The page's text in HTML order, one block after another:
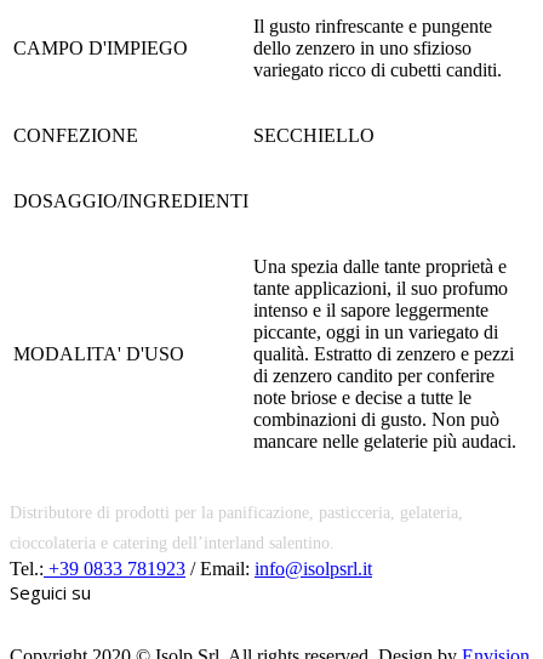
CAMPO D'IMPIEGO
Il gusto rinfrescante e pungente
dello zenzero in uno sfizioso
variegato ricco di cubetti canditi.
CONFEZIONE SECCHIELLO
DOSAGGIO/INGREDIENTI
MODALITA' D'USO
Una spezia dalle tante proprietà e
tante applicazioni, il suo profumo
intenso e il sapore leggermente
piccante, oggi in un variegato di
qualità. Estratto di zenzero e pezzi
di zenzero candito per conferire
note briose e decise a tutte le
combinazioni di gusto. Non può
mancare nelle gelaterie più audaci.
Distributore di prodotti per la panificazione, pasticceria, gelateria,
cioccolateria e catering dell’interland salentino.
Tel.: +39 0833 781923 / Email: info@isolpsrl.it
Seguici su